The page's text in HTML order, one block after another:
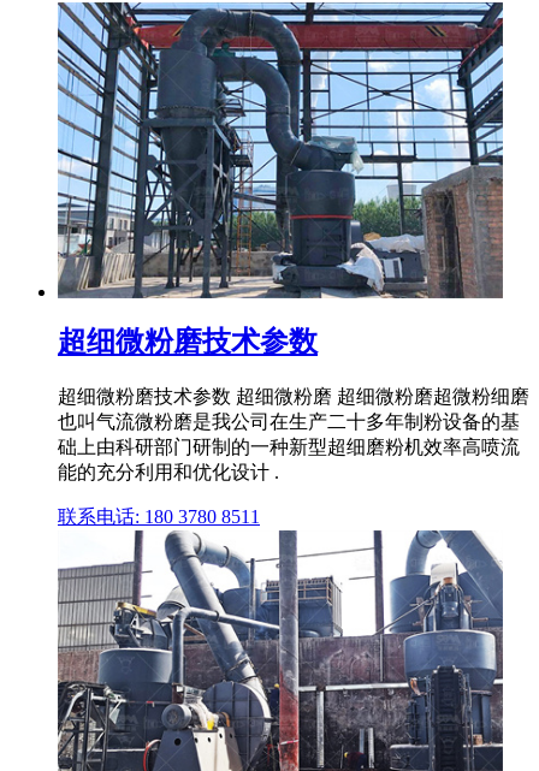
超细微粉磨技术参数
超细微粉磨技术参数 超细微粉磨 超细微粉磨超微粉细磨
也叫气流微粉磨是我公司在生产二十多年制粉设备的基
础上由科研部门研制的一种新型超细磨粉机效率高喷流
能的充分利用和优化设计 .
联系电话: 180 3780 8511